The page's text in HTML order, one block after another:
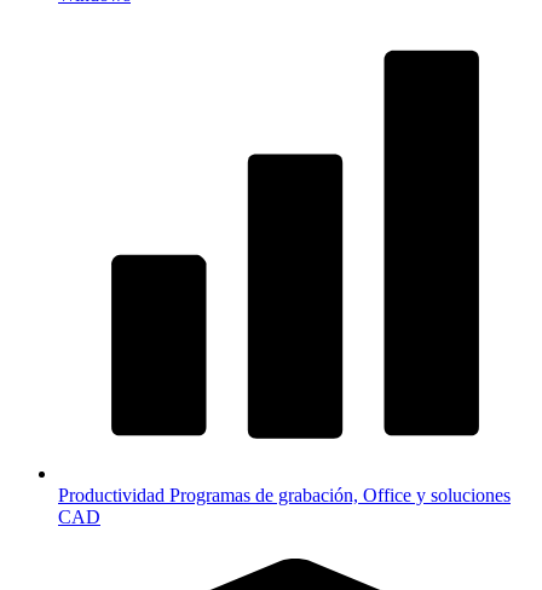
Productividad Programas de grabación, Office y soluciones
CAD